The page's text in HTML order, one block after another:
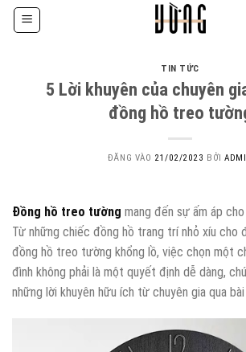
qua
TIN TỨC
5 Lời khuyên của chuyên
đồng hồ treo
ĐĂNG VÀO 21/02/2023 BỞI
Đồng hồ treo tường mang đến sự ấm áp
Từ những chiếc đồng hồ trang trí nhỏ xíu cho
đồng hồ treo tường khổng lồ, việc chọn một
đình không phải là một quyết định dễ dàng,
những lời khuyên hữu ích từ chuyên gia qua